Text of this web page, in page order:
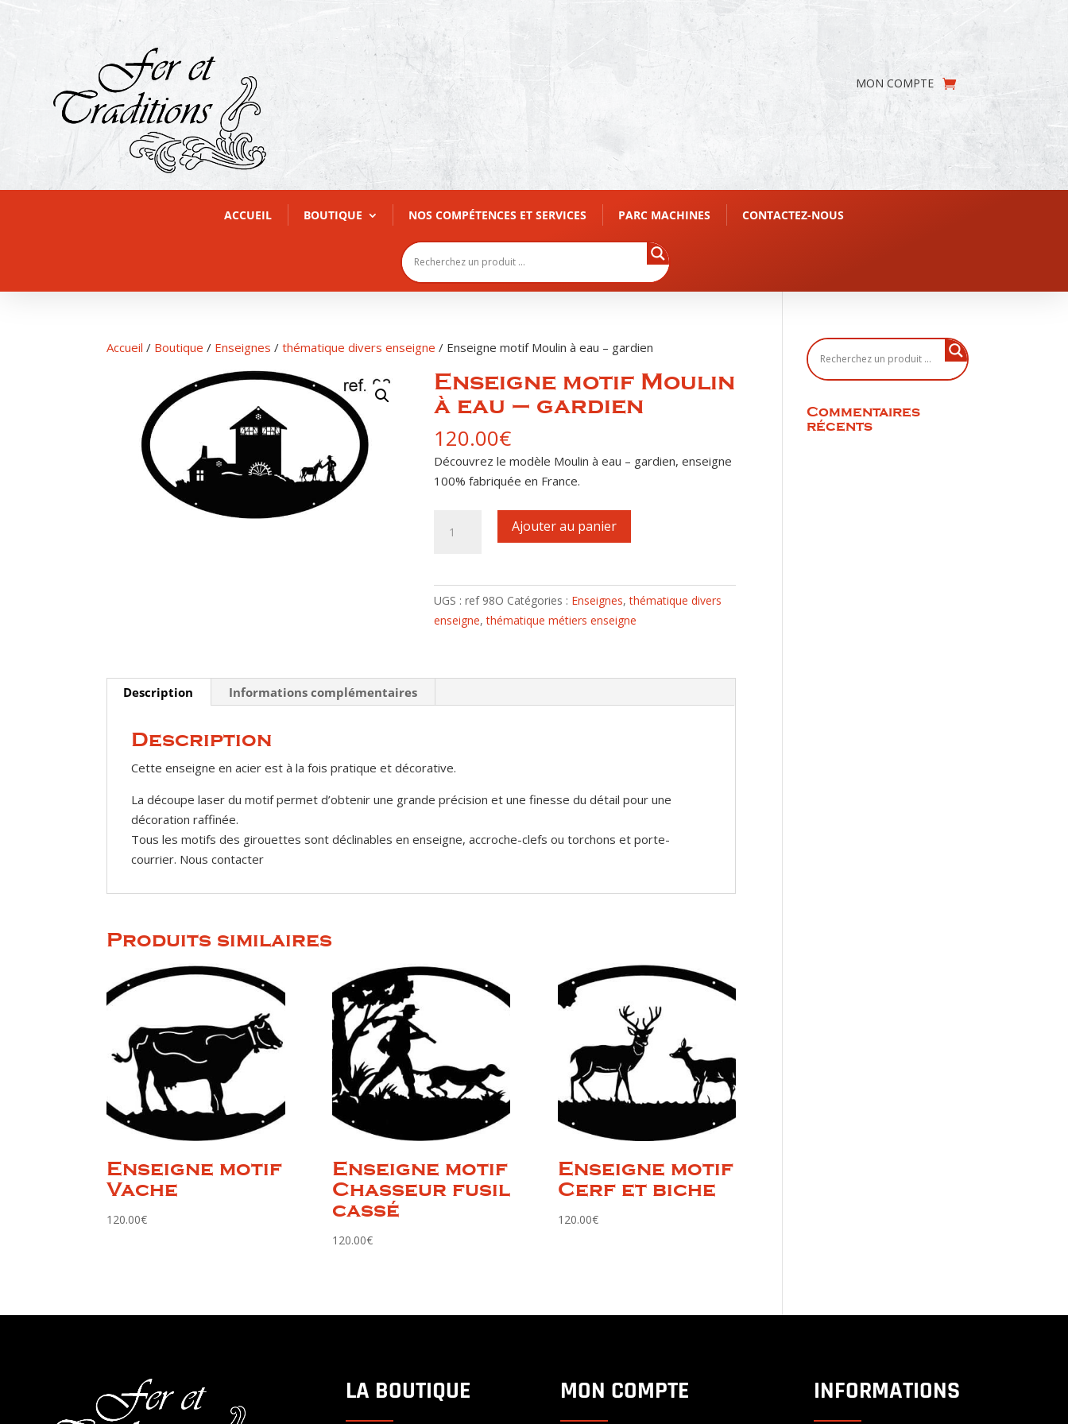
MON COMPTE
ACCUEIL BOUTIQUE NOS COMPÉTENCES ET SERVICES PARC MACHINES CONTACTEZ-NOUS
Accueil / Boutique / Enseignes /thématique divers enseigne / Enseigne motif Moulin à eau – gardien
Enseigne motif Moulin
à eau – gardien
120.00€
Découvrez le modèle Moulin à eau – gardien, enseigne
100% fabriquée en France.
Moulin
à
gardien
Ajouter au panier
UGS :ref 98O Catégories : Enseignes,thématique divers
enseigne,thématique métiers enseigne
Description Informations complémentaires
Description
Cette enseigne en acier est à la fois pratique et décorative.
La découpe laser du motif permet d’obtenir une grande précision et une finesse du détail pour une
décoration raffinée.
Tous les motifs des girouettes sont déclinables en enseigne, accroche-clefs ou torchons et porte-
courrier. Nous contacter
Produits similaires
Enseigne motif
Vache
120.00€
Enseigne motif
Chasseur fusil
cassé
120.00€
Enseigne motif
Cerf et biche
120.00€
Commentaires
récents
LA BOUTIQUE MON COMPTE INFORMATIONS